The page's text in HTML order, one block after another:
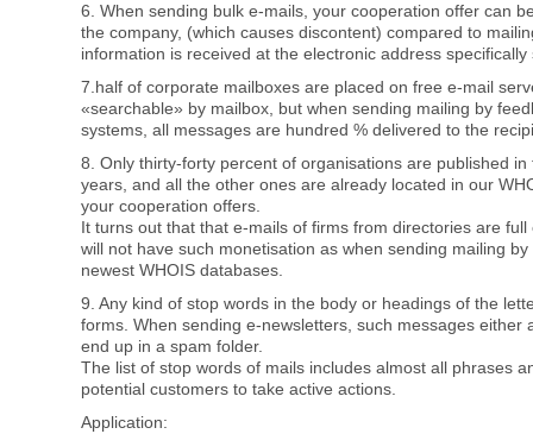
6. When sending bulk e-mails, your cooperation offer can
the company, (which causes discontent) compared to
information is received at the electronic address
7.half of corporate mailboxes are placed on free e-mail
«searchable» by mailbox, but when sending mailing by
systems, all messages are hundred % delivered to the
8. Only thirty-forty percent of organisations are published
years, and all the other ones are already located in our
your cooperation offers.
It turns out that that e-mails of firms from directories are
will not have such monetisation as when sending mailing
newest WHOIS databases.
9. Any kind of stop words in the body or headings of the
forms. When sending e-newsletters, such messages either
end up in a spam folder.
The list of stop words of mails includes almost all phrases
potential customers to take active actions.
Application: